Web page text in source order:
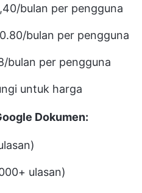
bulan per pengguna
bulan per pengguna
bulan per pengguna
untuk harga
Dokumen:
ulasan)